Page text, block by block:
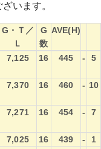
います。
G・Ｔ／
Ｌ
G
数
AVE(H)
G・Ｔ／
G
AVE(H)
7,125 16 445 - 5
7,370 16 460 - 10
7,271 16 454 - 7
7,025 16 439 - 1